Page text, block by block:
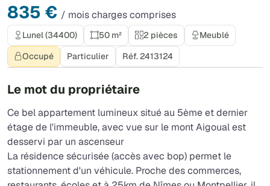
835 € / mois charges comprises
Lunel (34400) 50 m² 2 pièces
Meublé
Occupé
Particulier Réf. 2413124
Le mot du propriétaire
Ce bel appartement lumineux situé au 5ème et dernier
étage de l'immeuble, avec vue sur le mont Aigoual est
desservi par un ascenseur
La résidence sécurisée (accès avec bop) permet le
stationnement d'un véhicule. Proche des commerces,